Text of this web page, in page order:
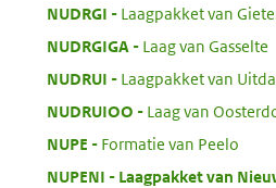
NUDRGI
Laagpakket van
NUDRGIGA
Laag van Gasselte
NUDRUI
Laagpakket van
NUDRUIOO
Laag van
NUPE
Formatie van Peelo
NUPENI
Laagpakket van